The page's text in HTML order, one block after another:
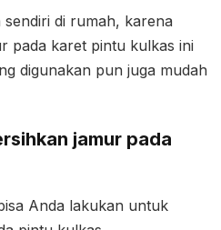
di rumah, karena
pada karet pintu kulkas ini
digunakan pun juga mudah
jamur pada
Anda lakukan untuk